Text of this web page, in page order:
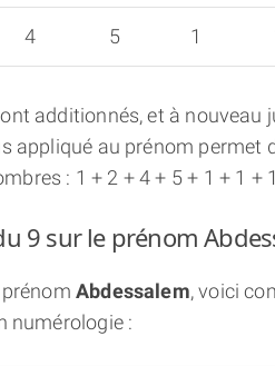
4 5 1
additionnés, et à
appliqué au prénom permet
: 1 + 2 + 4 + 5 + 1 + 1 +
9 sur le prénom
prénomAbdessalem, voici
numérologie :